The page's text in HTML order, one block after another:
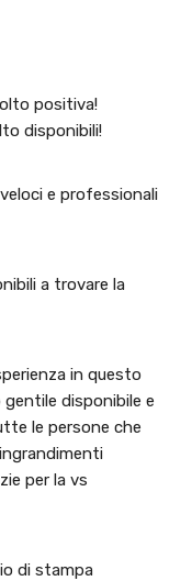
positiva!
disponibili!
e professionali
a trovare la
in questo
disponibile e
le persone che
per la vs
di stampa